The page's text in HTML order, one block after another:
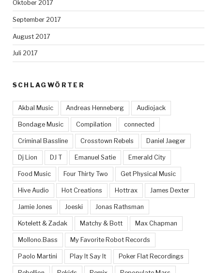
Oktober 2017
September 2017
August 2017
Juli 2017
SCHLAGWÖRTER
Akbal Music Andreas Henneberg Audiojack
Bondage Music Compilation connected
Criminal Bassline Crosstown Rebels Daniel Jaeger
Dj Lion DJ T Emanuel Satie Emerald City
Food Music Four Thirty Two Get Physical Music
Hive Audio Hot Creations Hottrax James Dexter
Jamie Jones Joeski Jonas Rathsman
Kotelett & Zadak Matchy & Bott Max Chapman
Mollono.Bass My Favorite Robot Records
Paolo Martini Play It Say It Poker Flat Recordings